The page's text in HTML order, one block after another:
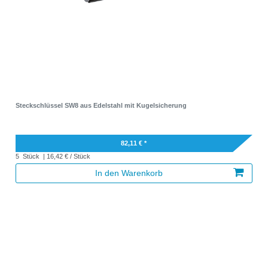
Steckschlüssel SW8 aus Edelstahl mit Kugelsicherung
82,11 € *
5 Stück | 16,42 € / Stück
In den Warenkorb